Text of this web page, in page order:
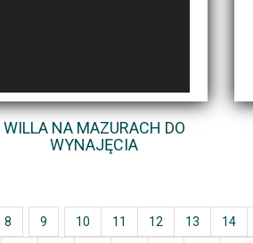
WILLA NA MAZURACH DO
WYNAJĘCIA
8 9 10 11 12 13 14